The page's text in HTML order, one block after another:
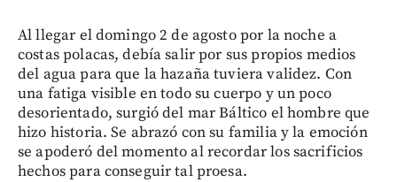
Al llegar el domingo 2 de agosto por la noche a
costas polacas, debía salir por sus propios medios
del agua para que la hazaña tuviera validez. Con
una fatiga visible en todo su cuerpo y un poco
desorientado, surgió del mar Báltico el hombre que
hizo historia. Se abrazó con su familia y la emoción
se apoderó del momento al recordar los sacrificios
hechos para conseguir tal proesa.